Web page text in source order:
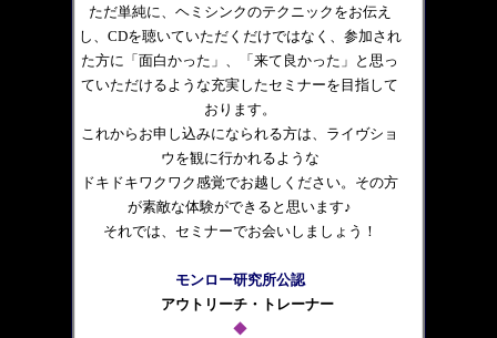
ただ単純に、ヘミシンクのテクニックをお伝え
し、CDを聴いていただくだけではなく、参加され
た方に「面白かった」、「来て良かった」と思っ
ていただけるような充実したセミナーを目指して
おります。
これからお申し込みになられる方は、ライヴショ
ウを観に行かれるような
ドキドキワクワク感覚でお越しください。その方
が素敵な体験ができると思います♪
それでは、セミナーでお会いしましょう！
モンロー研究所公認
アウトリーチ・トレーナー
◆